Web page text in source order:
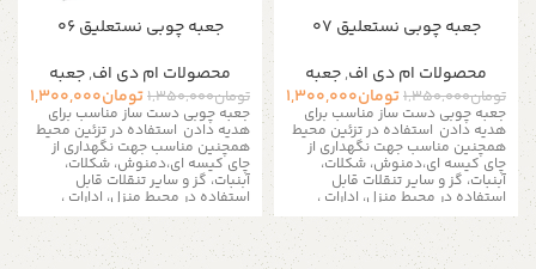
جعبه چوبی نستعلیق 07
محصولات ام دی اف,جعبه
تومان1,350,000تومان1,300,000
جعبه چوبی دست ساز مناسب برای
هدیه دادن استفاده در تزئین محیط
همچنین مناسب جهت نگهداری از
چای کیسه ای،دمنوش، شکلات،
آبنبات، گز و سایر تنقلات قابل
استفاده در محیط منزل، ادارات ،
کافی شاپ ها و مناسب برای نظم
دادن به زیور آلات و لوازم ریز است
به دلیل سایز بزرگ تمامی
جعبه چوبی نستعلیق 06
محصولات ام دی اف,جعبه
تومان1,350,000تومان1,300,000
جعبه چوبی دست ساز مناسب برای
هدیه دادن استفاده در تزئین محیط
همچنین مناسب جهت نگهداری از
چای کیسه ای،دمنوش، شکلات،
آبنبات، گز و سایر تنقلات قابل
استفاده در محیط منزل، ادارات ،
کافی شاپ ها و مناسب برای نظم
دادن به زیور آلات و لوازم ریز است
به دلیل سایز بزرگ تمامی